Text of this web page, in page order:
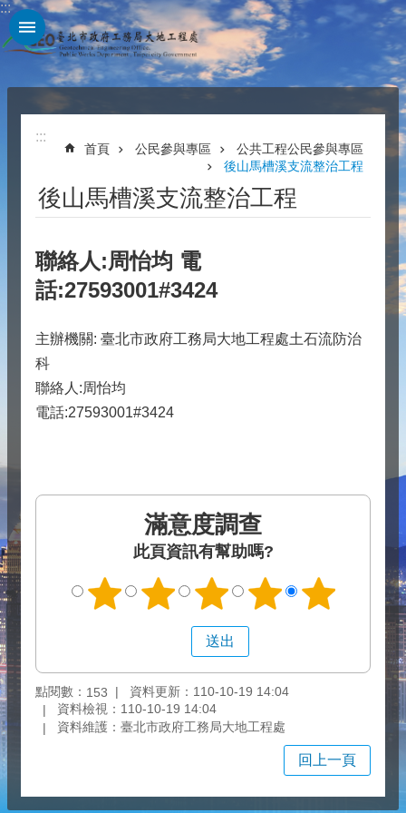
跳到主要內容區塊
:::
:::
首頁 公民參與專區
公共工程公民參與專區
後山馬槽溪支流整治工程
後山馬槽溪支流整治工程
​聯絡人:周怡均 電
話:27593001#3424
主辦機關: 臺北市政府工務局大地工程處土石流防治
科
聯絡人:周怡均
電話:27593001#3424
滿意度調查
此頁資訊有幫助嗎?
點閱數： 153
資料更新：110-10-19 14:04
資料檢視：110-10-19 14:04
資料維護：臺北市政府工務局大地工程處
回上一頁